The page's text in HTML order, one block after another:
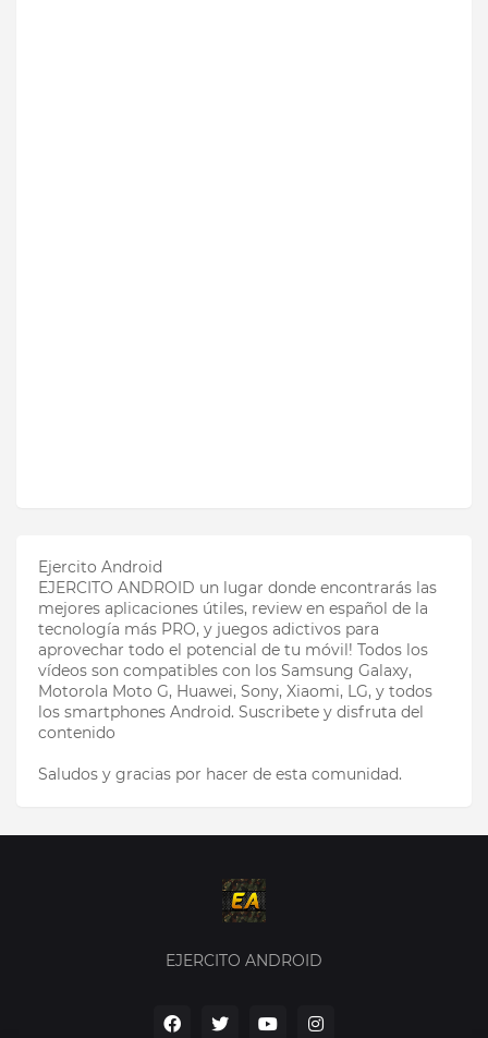
Ejercito Android
EJERCITO ANDROID un lugar donde encontrarás las
mejores aplicaciones útiles, review en español de la
tecnología más PRO, y juegos adictivos para
aprovechar todo el potencial de tu móvil! Todos los
vídeos son compatibles con los Samsung Galaxy,
Motorola Moto G, Huawei, Sony, Xiaomi, LG, y todos
los smartphones Android. Suscribete y disfruta del
contenido
Saludos y gracias por hacer de esta comunidad.
EJERCITO ANDROID